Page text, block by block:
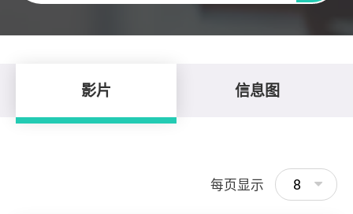
影片 信息图
每页显示 8